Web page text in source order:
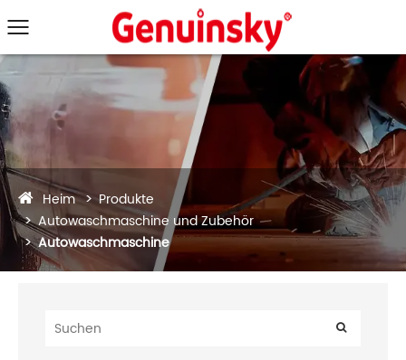
Heim
Produkte
Autowaschmaschine und Zubehör
Autowaschmaschine